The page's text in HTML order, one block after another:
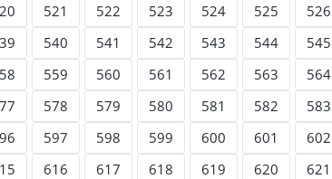
521 522 523 524 525 526
540 541 542 543 544 545
559 560 561 562 563 564
578 579 580 581 582 583
597 598 599 600 601 602
616 617 618 619 620 621